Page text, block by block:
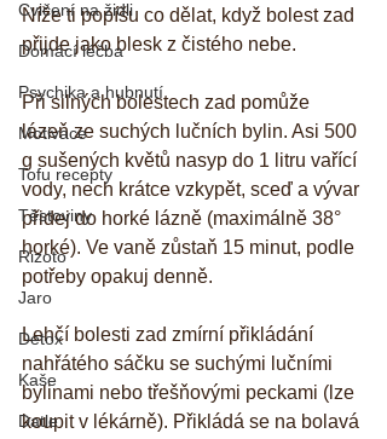
Cvičení na židli
Domácí léčba
Psychika a hubnutí
Motivace
Tofu recepty
Těstoviny
Rizoto
Jaro
Detox
Kaše
Datle
Níže ti popíšu co dělat, když bolest zad
přijde jako blesk z čistého nebe.
Při silných bolestech zad pomůže
lázeň ze suchých lučních bylin. Asi 500
g sušených květů nasyp do 1 litru vařící
vody, nech krátce vzkypět, sceď a vývar
přidej do horké lázně (maximálně 38°
horké). Ve vaně zůstaň 15 minut, podle
potřeby opakuj denně.
Lehčí bolesti zad zmírní přikládání
nahřátého sáčku se suchými lučními
bylinami nebo třešňovými peckami (lze
koupit v lékárně). Přikládá se na bolavá